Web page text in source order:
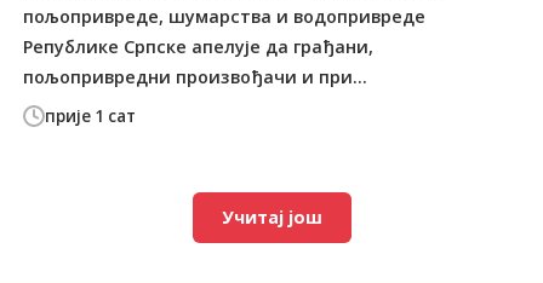
прије 1 сат
пољопривреде, шумарства и водопривреде
Републике Српске апелује да грађани,
пољопривредни произвођачи и при...
Учитај још